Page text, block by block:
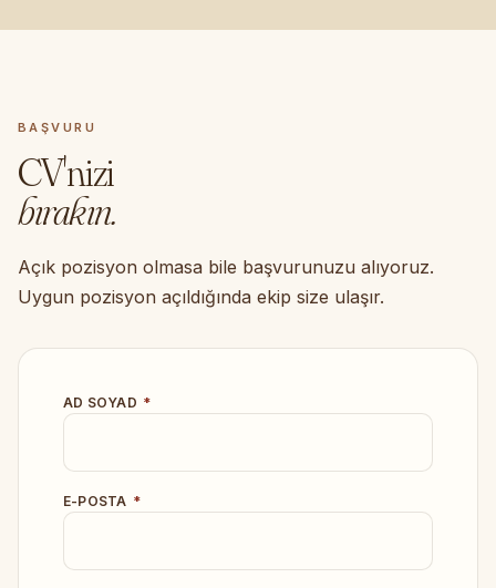
BAŞVURU
CV'nizi
bırakın.
Açık pozisyon olmasa bile başvurunuzu alıyoruz.
Uygun pozisyon açıldığında ekip size ulaşır.
AD SOYAD *
E-POSTA *